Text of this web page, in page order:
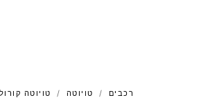
רכבים טויוטה טויוטה